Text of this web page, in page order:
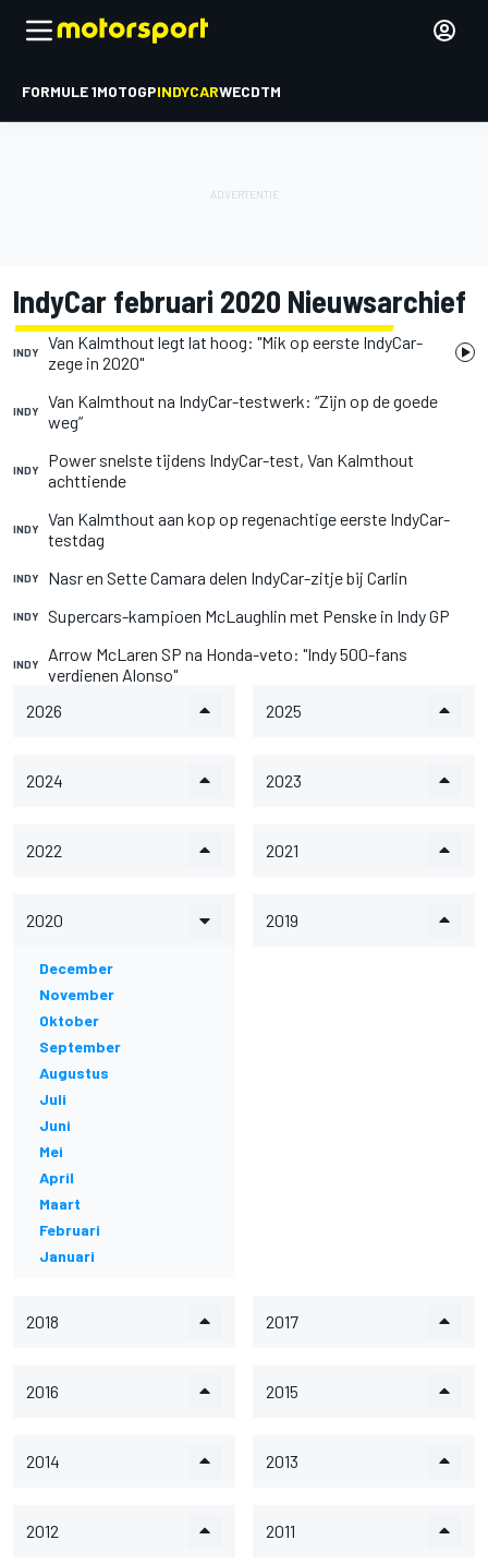
FORMULE 1MOTOGPINDYCARWECDTM
IndyCar februari 2020 Nieuwsarchief
INDY
Van Kalmthout legt lat hoog: "Mik op eerste IndyCar-
zege in 2020"
INDY
Van Kalmthout na IndyCar-testwerk: “Zijn op de goede
weg”
INDY
Power snelste tijdens IndyCar-test, Van Kalmthout
achttiende
INDY
Van Kalmthout aan kop op regenachtige eerste IndyCar-
testdag
INDY Nasr en Sette Camara delen IndyCar-zitje bij Carlin
INDY Supercars-kampioen McLaughlin met Penske in Indy GP
INDY
Arrow McLaren SP na Honda-veto: "Indy 500-fans
verdienen Alonso"
2026
2025
2024 2023
2022 2021
2020
December
November
Oktober
September
Augustus
Juli
Juni
Mei
April
Maart
Februari
Januari
2019
2018 2017
2016 2015
2014 2013
2012 2011